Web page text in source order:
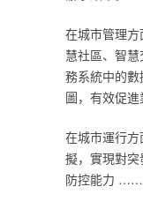
在城市管理
慧社區、智
務系統中的
圖，有效促進
在城市運行
擬，實現對
防控能力 ……